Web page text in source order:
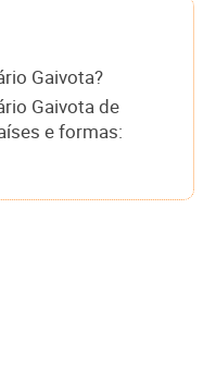
Gaivota?
Gaivota de
e formas: